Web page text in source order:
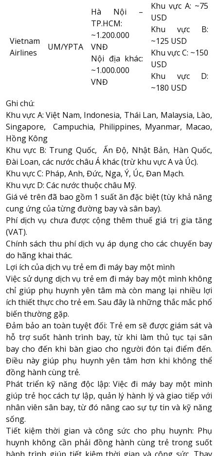
Vietnam
Airlines
UM/YPTA
Hà Nội –
TP.HCM:
~1.200.000
VNĐ
Nội địa khác:
~1.000.000
VNĐ
Khu vực A: ~75
USD
Khu vực B:
~125 USD
Khu vực C: ~150
USD
Khu vực D:
~180 USD
Ghi chú:
Khu vực A: Việt Nam, Indonesia, Thái Lan, Malaysia, Lào,
Singapore, Campuchia, Philippines, Myanmar, Macao,
Hồng Kông
Khu vực B: Trung Quốc, Ấn Độ, Nhật Bản, Hàn Quốc,
Đài Loan, các nước châu Á khác (trừ khu vực A và Úc).
Khu vực C: Pháp, Anh, Đức, Nga, Ý, Úc, Đan Mạch.
Khu vực D: Các nước thuộc châu Mỹ.
Giá vé trên đã bao gồm 1 suất ăn đặc biệt (tùy khả năng
cung ứng của từng đường bay và sân bay).
Phí dịch vụ chưa được cộng thêm thuế giá trị gia tăng
(VAT).
Chính sách thu phí dịch vụ áp dụng cho các chuyến bay
do hãng khai thác.
Lợi ích của dịch vụ trẻ em đi máy bay một mình
Việc sử dụng dịch vụ trẻ em đi máy bay một mình không
chỉ giúp phụ huynh yên tâm mà còn mang lại nhiều lợi
ích thiết thực cho trẻ em. Sau đây là những thắc mắc phổ
biến thường gặp.
Đảm bảo an toàn tuyệt đối: Trẻ em sẽ được giám sát và
hỗ trợ suốt hành trình bay, từ khi làm thủ tục tại sân
bay cho đến khi bàn giao cho người đón tại điểm đến.
Điều này giúp phụ huynh yên tâm hơn khi không thể
đồng hành cùng trẻ.
Phát triển kỹ năng độc lập: Việc đi máy bay một mình
giúp trẻ học cách tự lập, quản lý hành lý và giao tiếp với
nhân viên sân bay, từ đó nâng cao sự tự tin và kỹ năng
sống.
Tiết kiệm thời gian và công sức cho phụ huynh: Phụ
huynh không cần phải đồng hành cùng trẻ trong suốt